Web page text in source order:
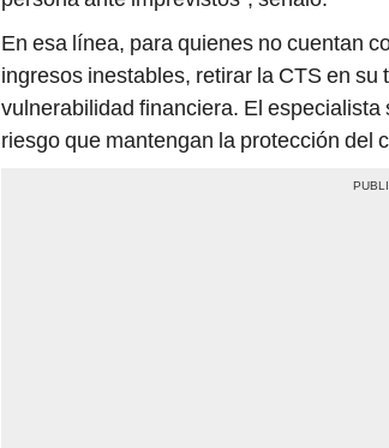
En esa línea, para quienes no cuentan
ingresos inestables, retirar la CTS en
vulnerabilidad financiera. El
riesgo que mantengan la protección del